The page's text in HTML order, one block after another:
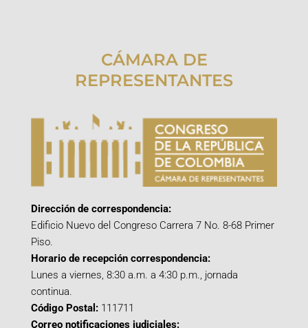
CÁMARA DE
REPRESENTANTES
Dirección de correspondencia:
Edificio Nuevo del Congreso Carrera 7 No. 8-68 Primer
Piso.
Horario de recepción correspondencia:
Lunes a viernes, 8:30 a.m. a 4:30 p.m., jornada
continua.
Código Postal: 111711
Correo notificaciones judiciales: